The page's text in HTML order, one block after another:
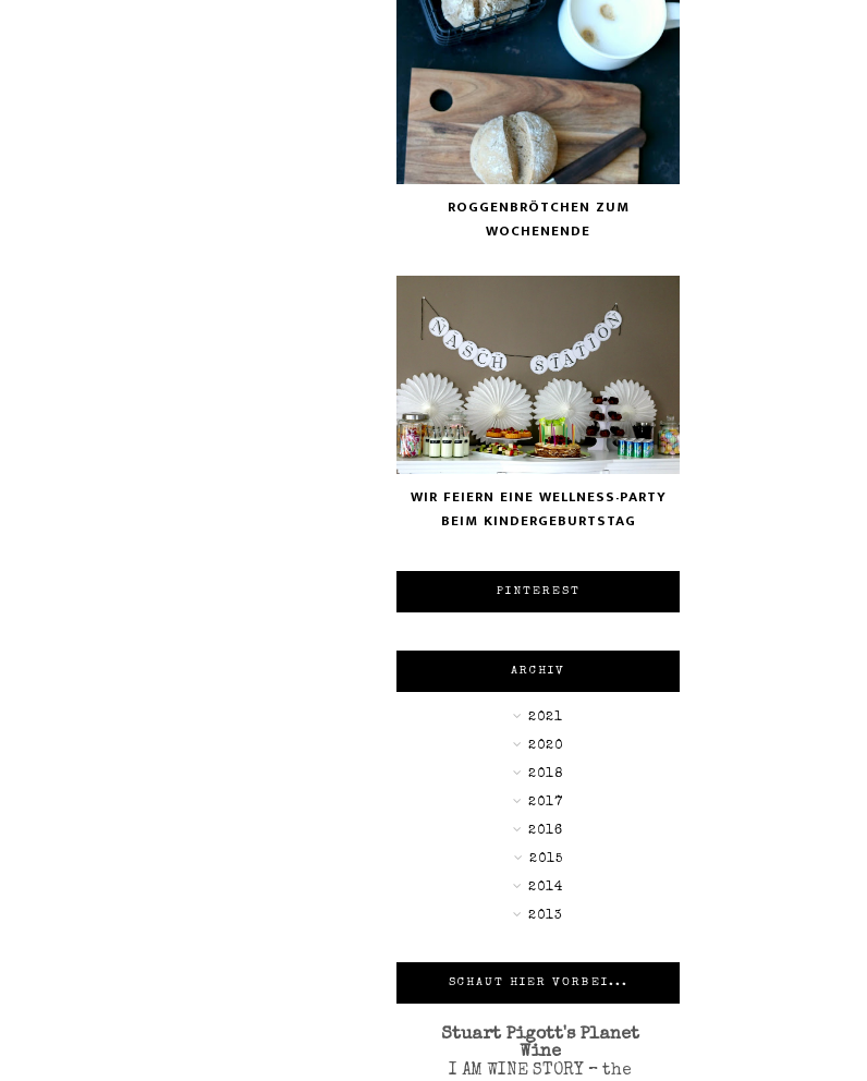
ROGGENBRÖTCHEN ZUM
WOCHENENDE
WIR FEIERN EINE WELLNESS-PARTY
BEIM KINDERGEBURTSTAG
PINTEREST
ARCHIV
►2021
►2020
►2018
▼2017
►2016
►2015
►2014
►2013
SCHAUT HIER VORBEI...
Stuart Pigott's Planet
Wine
I AM WINE STORY – the